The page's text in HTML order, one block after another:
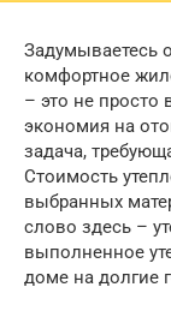
Задумываетесь
комфортное
– это не просто
экономия на
задача,
Стоимость
выбранных
слово здесь –
выполненное
доме на долгие